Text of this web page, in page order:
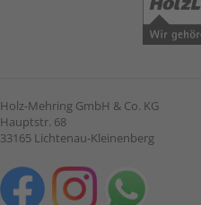
Holz-Mehring GmbH & Co. KG
Hauptstr. 68
33165 Lichtenau-Kleinenberg